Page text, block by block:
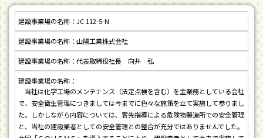
JC 112-5-N
山陽工業株式会社
代表取締役社長 向井 弘
当社は化学工場のメンテナンス（法定点検を含む）を主業務としている会社
で、安全衛生管理につきましては今までに色々な施策を立て実施して参りまし
た。しかしながら内容については、客先指導による危険物製造所での安全管理
と、当社の建設業者としての安全管理との整合が充分ではありませんでした。